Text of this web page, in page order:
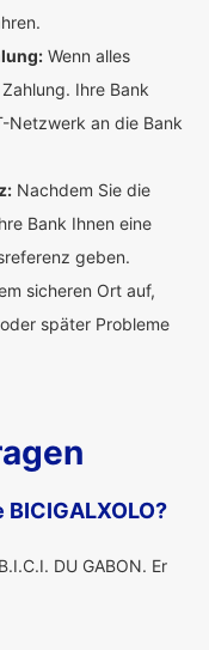
Wenn alles
Ihre Bank
Netzwerk an die Bank
Nachdem Sie die
Bank Ihnen eine
geben.
sicheren Ort auf,
später Probleme
DU GABON. Er